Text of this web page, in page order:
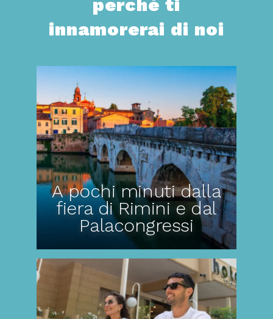
perché ti
innamorerai di noi
A pochi minuti dalla
fiera di Rimini e dal
Palacongressi